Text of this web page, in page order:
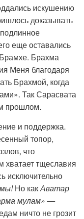
искушению
доказывать
еще оставались
Брахма
Меня благодаря
Брахмой, когда
Так Сарасвата
прошлом.
и поддержка.
топор,
что
тщеславия
исключительно
Но какАватар
мулам» —
ничто не грозит